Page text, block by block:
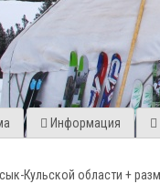
Информация
Кульской области +